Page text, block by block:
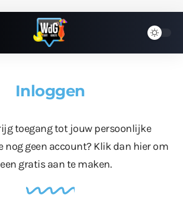
Inloggen
toegang tot jouw persoonlijke
nog geen account? Klik dan hierom
gratis aan te maken.